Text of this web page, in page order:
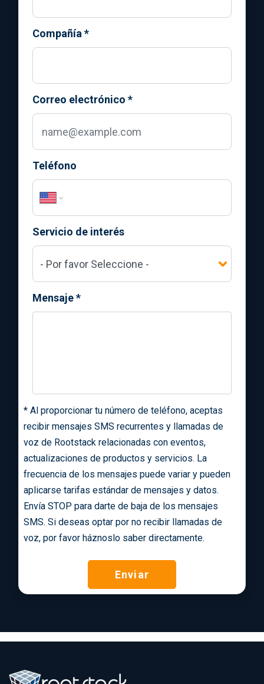
Compañía *
Correo electrónico *
Teléfono
Servicio de interés
Mensaje*
* Al proporcionar tu número de teléfono, aceptas
recibir mensajes SMS recurrentes y llamadas de
voz de Rootstack relacionadas con eventos,
actualizaciones de productos y servicios. La
frecuencia de los mensajes puede variar y pueden
aplicarse tarifas estándar de mensajes y datos.
Envía STOP para darte de baja de los mensajes
SMS. Si deseas optar por no recibir llamadas de
voz, por favor háznoslo saber directamente.
Enviar